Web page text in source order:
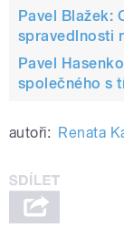
Pavel Blažek:
spravedlnosti
Pavel
společného s
autoři: Renata